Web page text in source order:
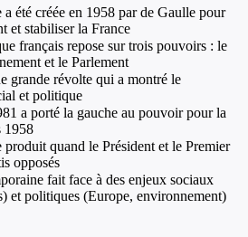
été créée en 1958 par de Gaulle pour
et stabiliser la France
français repose sur trois pouvoirs : le
et le Parlement
grande révolte qui a montré le
et politique
a porté la gauche au pouvoir pour la
1958
produit quand le Président et le Premier
opposés
fait face à des enjeux sociaux
et politiques (Europe, environnement)